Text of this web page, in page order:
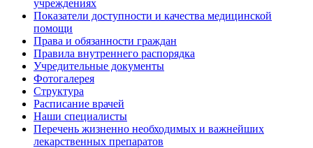
учреждениях
Показатели доступности и качества медицинской
помощи
Права и обязанности граждан
Правила внутреннего распорядка
Учредительные документы
Фотогалерея
Структура
Расписание врачей
Наши специалисты
Перечень жизненно необходимых и важнейших
лекарственных препаратов